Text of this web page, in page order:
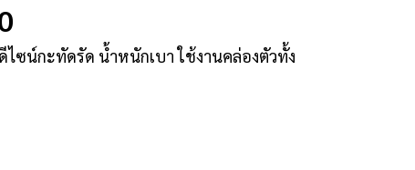
ไซน์กะทัดรัด น้ำหนักเบา ใช้งานคล่องตัวทั้ง